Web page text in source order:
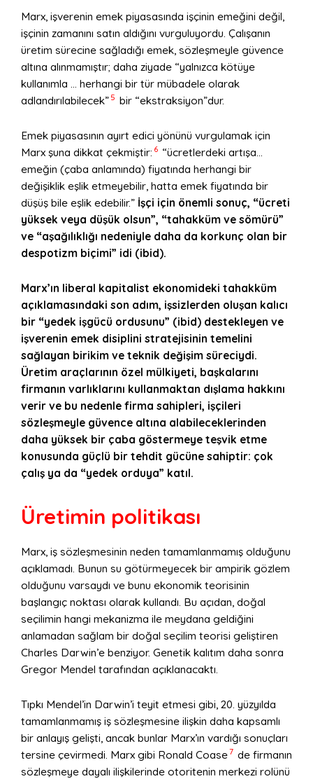
Marx, işverenin emek piyasasında işçinin emeğini değil,
işçinin zamanını satın aldığını vurguluyordu. Çalışanın
üretim sürecine sağladığı emek, sözleşmeyle güvence
altına alınmamıştır; daha ziyade “yalnızca kötüye
kullanımla … herhangi bir tür mübadele olarak
adlandırılabilecek” 5 bir “ekstraksiyon”dur.
Emek piyasasının ayırt edici yönünü vurgulamak için
Marx şuna dikkat çekmiştir: 6 “ücretlerdeki artışa…
emeğin (çaba anlamında) fiyatında herhangi bir
değişiklik eşlik etmeyebilir, hatta emek fiyatında bir
düşüş bile eşlik edebilir.” İşçi için önemli sonuç, “ücreti
yüksek veya düşük olsun”, “tahakküm ve sömürü”
ve “aşağılıklığı nedeniyle daha da korkunç olan bir
despotizm biçimi” idi (ibid).
Marx’ın liberal kapitalist ekonomideki tahakküm
açıklamasındaki son adım, işsizlerden oluşan kalıcı
bir “yedek işgücü ordusunu” (ibid) destekleyen ve
işverenin emek disiplini stratejisinin temelini
sağlayan birikim ve teknik değişim süreciydi.
Üretim araçlarının özel mülkiyeti, başkalarını
firmanın varlıklarını kullanmaktan dışlama hakkını
verir ve bu nedenle firma sahipleri, işçileri
sözleşmeyle güvence altına alabileceklerinden
daha yüksek bir çaba göstermeye teşvik etme
konusunda güçlü bir tehdit gücüne sahiptir: çok
çalış ya da “yedek orduya” katıl.
Üretimin politikası
Marx, iş sözleşmesinin neden tamamlanmamış olduğunu
açıklamadı. Bunun su götürmeyecek bir ampirik gözlem
olduğunu varsaydı ve bunu ekonomik teorisinin
başlangıç ​​noktası olarak kullandı. Bu açıdan, doğal
seçilimin hangi mekanizma ile meydana geldiğini
anlamadan sağlam bir doğal seçilim teorisi geliştiren
Charles Darwin’e benziyor. Genetik kalıtım daha sonra
Gregor Mendel tarafından açıklanacaktı.
Tıpkı Mendel’in Darwin’i teyit etmesi gibi, 20. yüzyılda
tamamlanmamış iş sözleşmesine ilişkin daha kapsamlı
bir anlayış gelişti, ancak bunlar Marx’ın vardığı sonuçları
tersine çevirmedi. Marx gibi Ronald Coase7 de firmanın
sözleşmeye dayalı ilişkilerinde otoritenin merkezi rolünü